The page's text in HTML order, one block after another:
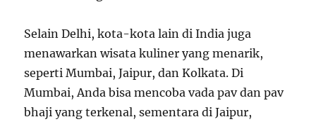
Selain Delhi, kota-kota lain di India juga
menawarkan wisata kuliner yang menarik,
seperti Mumbai, Jaipur, dan Kolkata. Di
Mumbai, Anda bisa mencoba vada pav dan pav
bhaji yang terkenal, sementara di Jaipur,